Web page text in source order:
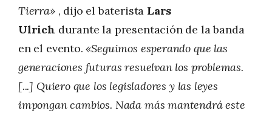
Tierra» , dijo el baterista Lars
Ulrich durante la presentación de la banda
en el evento.«Seguimos esperando que las
generaciones futuras resuelvan los problemas.
[...] Quiero que los legisladores y las leyes
impongan cambios. Nada más mantendrá este